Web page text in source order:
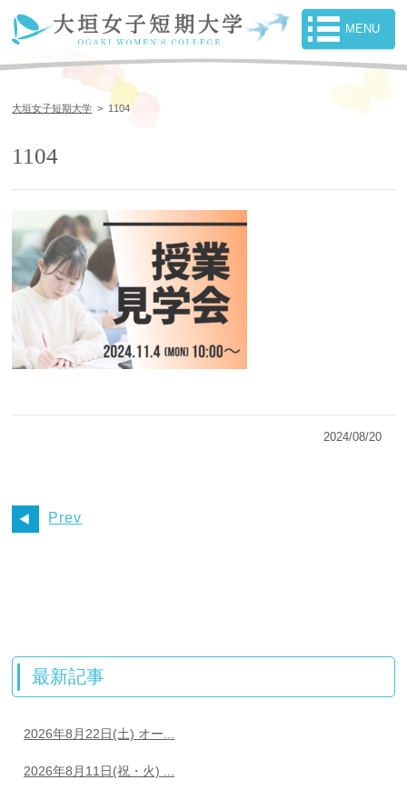
大垣女子短期大学 > 1104
1104
2024/08/20
Prev
最新記事
2026年8月22日(土) オー...
2026年8月11日(祝・火) ...